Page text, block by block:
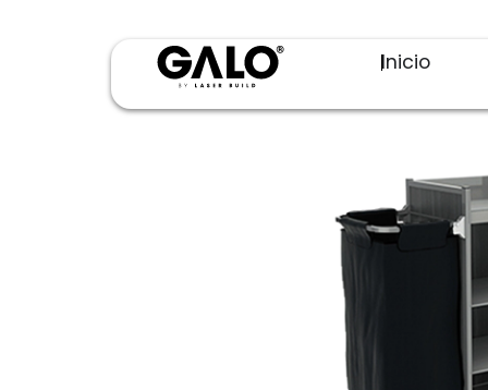
Inicio